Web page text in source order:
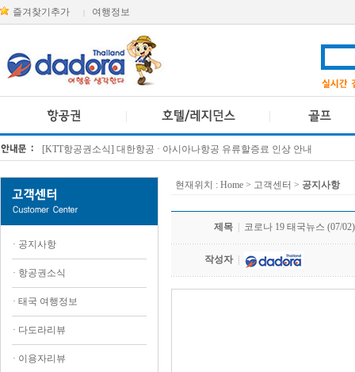
즐겨찾기추가 여행정보
[KTT항공권소식] 대한항공 · 아시아나항공 유류할증료 인상 안내
· 공지사항
· 항공권소식
· 태국 여행정보
· 다도라리뷰
· 이용자리뷰
현재위치 : Home > 고객센터 > 공지사항
제목 코로나 19 태국뉴스 (07/02)
작성자